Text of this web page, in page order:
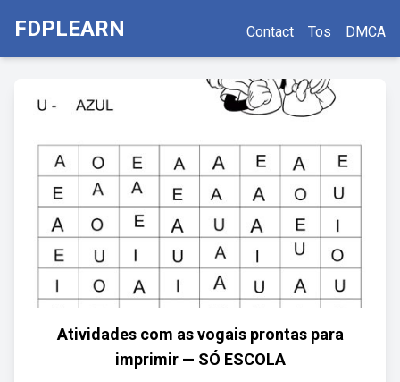
FDPLEARN Contact Tos DMCA
Atividades com as vogais prontas para
imprimir — SÓ ESCOLA